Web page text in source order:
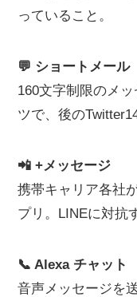
っていること。
💬 ショートメール
160文字制限のメ
ツで、後の
📲 +メッセージ
携帯キャリア各社
プリ。LINEに対抗
📞 Alexa チャット
音声メッセージを